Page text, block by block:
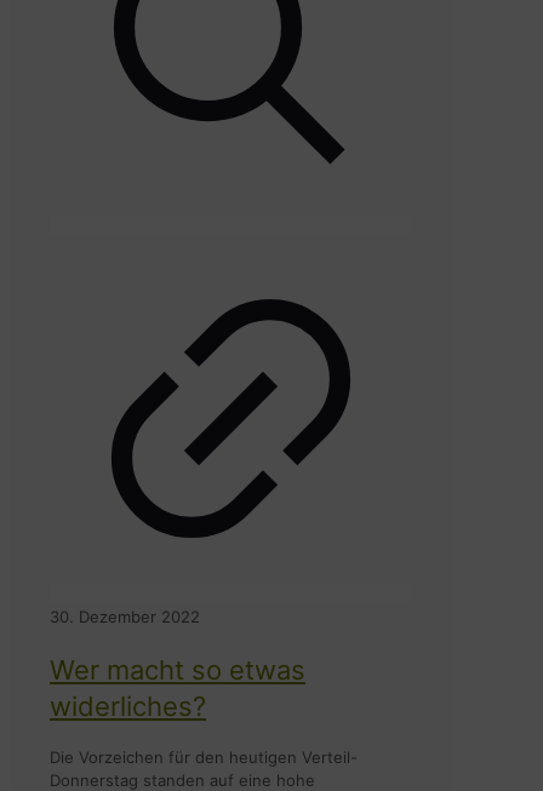
30. Dezember 2022
Wer macht so etwas
widerliches?
Die Vorzeichen für den heutigen Verteil-
Donnerstag standen auf eine hohe